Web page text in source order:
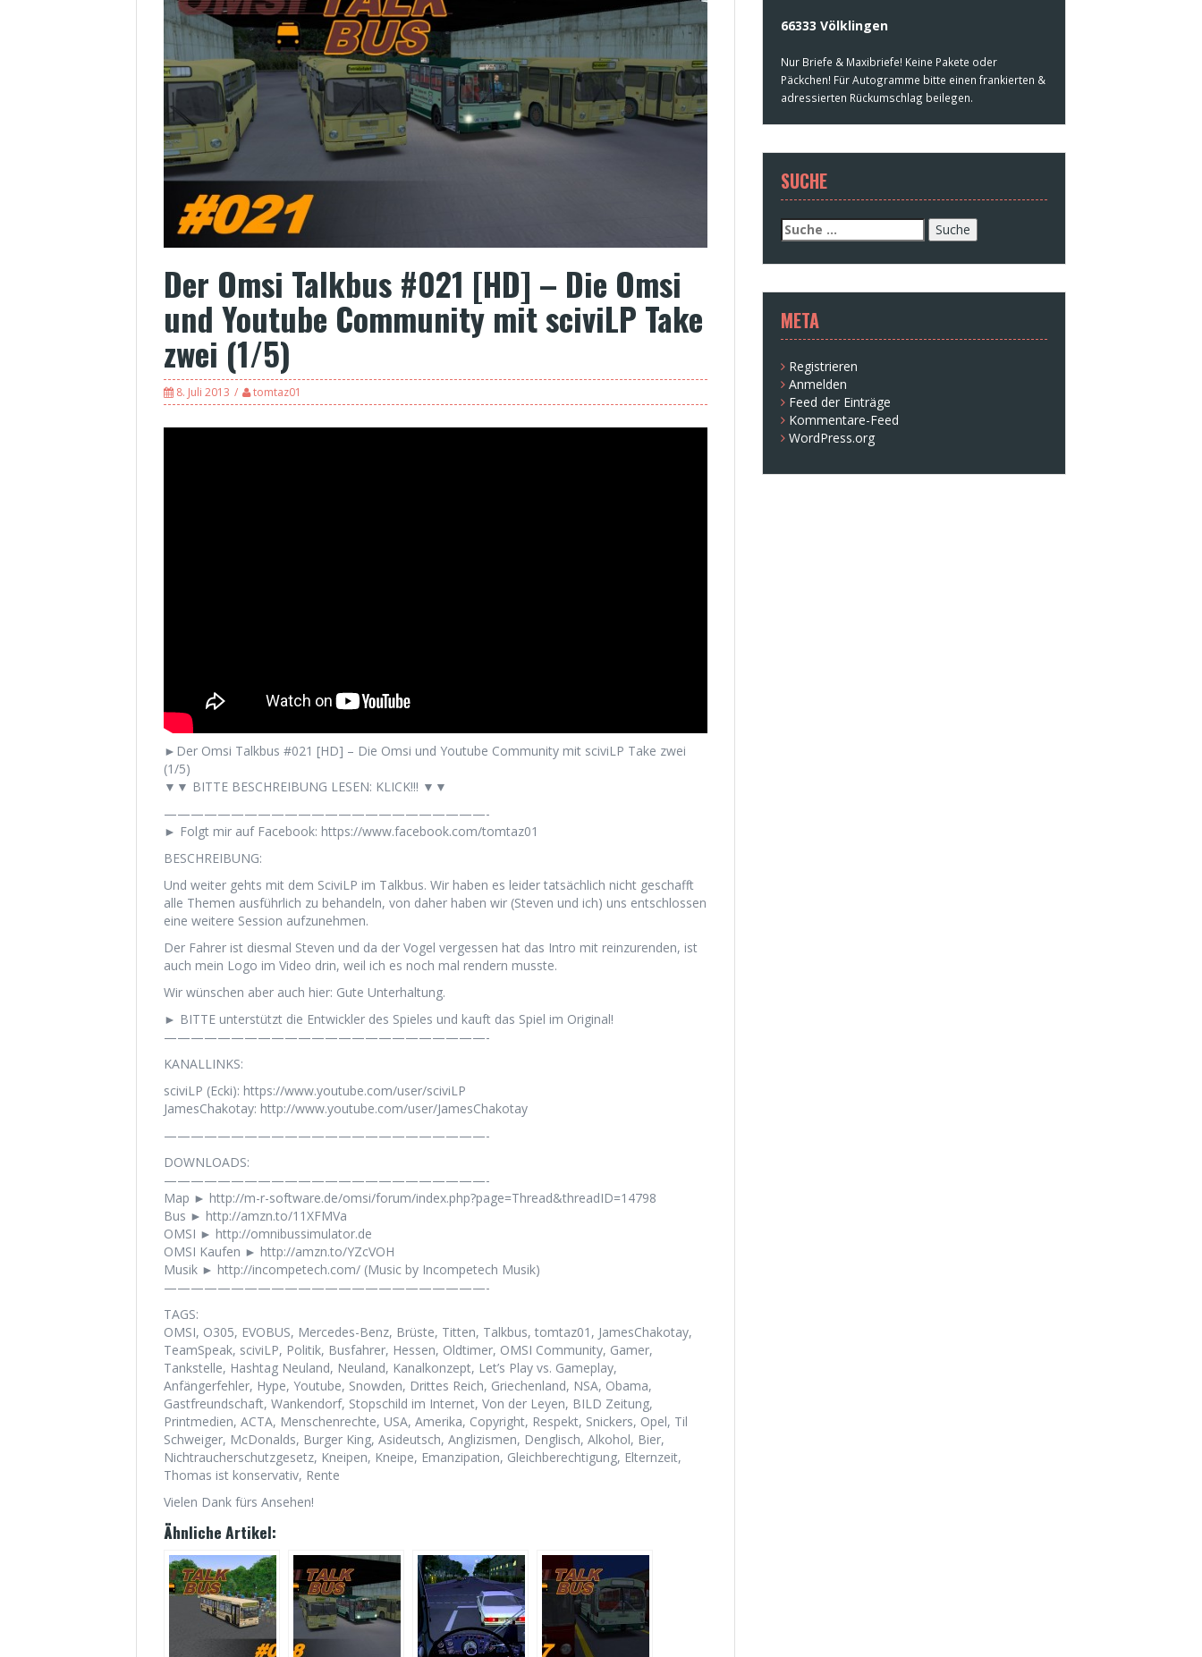
Der Omsi Talkbus #021 [HD] – Die Omsi
und Youtube Community mit sciviLP Take
zwei (1/5)
8. Juli 2013 tomtaz01
►Der Omsi Talkbus #021 [HD] – Die Omsi und Youtube Community mit sciviLP Take zwei
(1/5)
▼▼ BITTE BESCHREIBUNG LESEN: KLICK!!! ▼▼
————————————————————————-
► Folgt mir auf Facebook: https://www.facebook.com/tomtaz01
BESCHREIBUNG:
Und weiter gehts mit dem SciviLP im Talkbus. Wir haben es leider tatsächlich nicht geschafft
alle Themen ausführlich zu behandeln, von daher haben wir (Steven und ich) uns entschlossen
eine weitere Session aufzunehmen.
Der Fahrer ist diesmal Steven und da der Vogel vergessen hat das Intro mit reinzurenden, ist
auch mein Logo im Video drin, weil ich es noch mal rendern musste.
Wir wünschen aber auch hier: Gute Unterhaltung.
► BITTE unterstützt die Entwickler des Spieles und kauft das Spiel im Original!
————————————————————————-
KANALLINKS:
sciviLP (Ecki): https://www.youtube.com/user/sciviLP
JamesChakotay: http://www.youtube.com/user/JamesChakotay
————————————————————————-
DOWNLOADS:
————————————————————————-
Map ► http://m-r-software.de/omsi/forum/index.php?page=Thread&threadID=14798
Bus ► http://amzn.to/11XFMVa
OMSI ► http://omnibussimulator.de
OMSI Kaufen ► http://amzn.to/YZcVOH
Musik ► http://incompetech.com/ (Music by Incompetech Musik)
————————————————————————-
TAGS:
OMSI, O305, EVOBUS, Mercedes-Benz, Brüste, Titten, Talkbus, tomtaz01, JamesChakotay,
TeamSpeak, sciviLP, Politik, Busfahrer, Hessen, Oldtimer, OMSI Community, Gamer,
Tankstelle, Hashtag Neuland, Neuland, Kanalkonzept, Let’s Play vs. Gameplay,
Anfängerfehler, Hype, Youtube, Snowden, Drittes Reich, Griechenland, NSA, Obama,
Gastfreundschaft, Wankendorf, Stopschild im Internet, Von der Leyen, BILD Zeitung,
Printmedien, ACTA, Menschenrechte, USA, Amerika, Copyright, Respekt, Snickers, Opel, Til
Schweiger, McDonalds, Burger King, Asideutsch, Anglizismen, Denglisch, Alkohol, Bier,
Nichtraucherschutzgesetz, Kneipen, Kneipe, Emanzipation, Gleichberechtigung, Elternzeit,
Thomas ist konservativ, Rente
Vielen Dank fürs Ansehen!
Ähnliche Artikel:
66333 Völklingen
Nur Briefe & Maxibriefe! Keine Pakete oder
Päckchen! Für Autogramme bitte einen frankierten &
adressierten Rückumschlag beilegen.
SUCHE
Suche
nach:
META
Registrieren
Anmelden
Feed der Einträge
Kommentare-Feed
WordPress.org